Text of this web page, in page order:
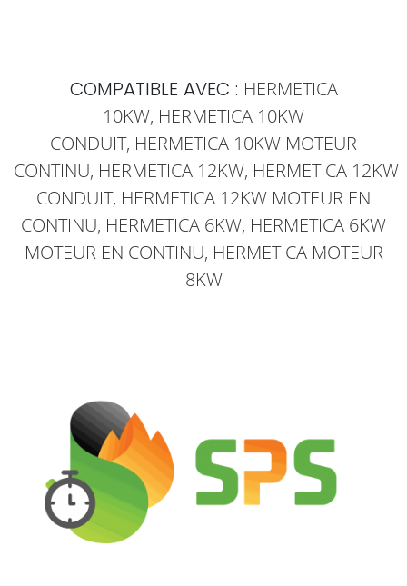
COMPATIBLE AVEC : HERMETICA
10KW, HERMETICA 10KW
CONDUIT, HERMETICA 10KW MOTEUR
CONTINU, HERMETICA 12KW, HERMETICA 12KW
CONDUIT, HERMETICA 12KW MOTEUR EN
CONTINU, HERMETICA 6KW, HERMETICA 6KW
MOTEUR EN CONTINU, HERMETICAMOTEUR
8KW